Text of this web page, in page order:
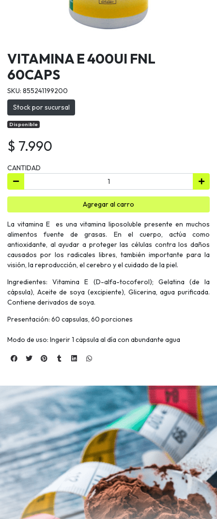
VITAMINA E 400UI FNL
60CAPS
SKU: 855241199200
Stock por sucursal
Disponible
$ 7.990
CANTIDAD
Agregar al carro
La vitamina E es una vitamina liposoluble presente en muchos
alimentos fuente de grasas. En el cuerpo, actúa como
antioxidante, al ayudar a proteger las células contra los daños
causados por los radicales libres, también importante para la
visión, la reproducción, el cerebro y el cuidado de la piel.
Ingredientes: Vitamina E (D-alfa-tocoferol); Gelatina (de la
cápsula), Aceite de soya (excipiente), Glicerina, agua purificada.
Contiene derivados de soya.
Presentación: 60 capsulas, 60 porciones
Modo de uso: Ingerir 1 cápsula al día con abundante agua